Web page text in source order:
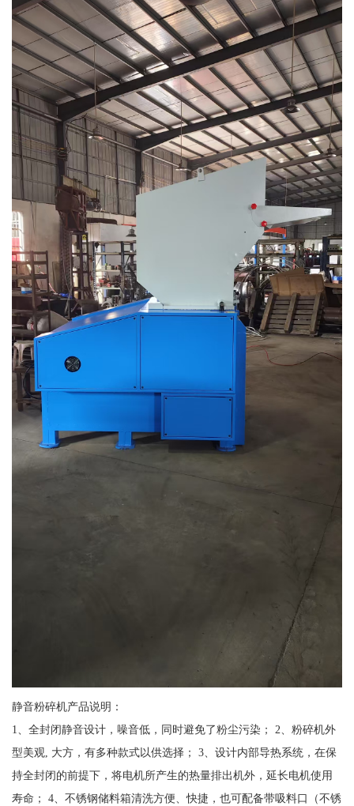
静音粉碎机产品说明：
1、全封闭静音设计，噪音低，同时避免了粉尘污染； 2、粉碎机外
型美观, 大方，有多种款式以供选择； 3、设计内部导热系统，在保
持全封闭的前提下，将电机所产生的热量排出机外，延长电机使用
寿命； 4、不锈钢储料箱清洗方便、快捷，也可配备带吸料口（不锈